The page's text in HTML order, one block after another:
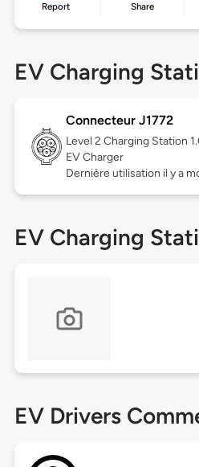
Report Share
EV Charging
Connecteur J1772
Level 2 Charging Station
EV Charger
Dernière utilisation il y a
EV Charging
EV Drivers